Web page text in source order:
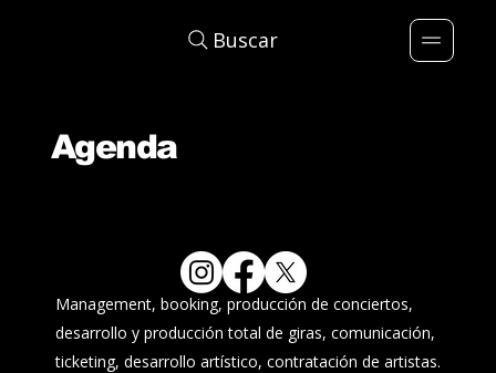
Buscar
Agenda
Management, booking, producción de conciertos,
desarrollo y producción total de giras, comunicación,
ticketing, desarrollo artístico, contratación de artistas.